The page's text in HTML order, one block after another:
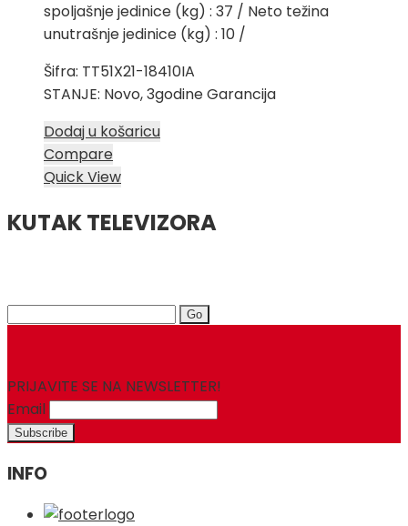
spoljašnje jedinice (kg) : 37 / Neto težina
unutrašnje jedinice (kg) : 10 /
Šifra: TT51X21-18410IA
STANJE: Novo, 3godine Garancija
Dodaj u košaricu
Compare
Quick View
KUTAK TELEVIZORA
Search
PRIJAVITE SE NA NEWSLETTER!
Email
INFO